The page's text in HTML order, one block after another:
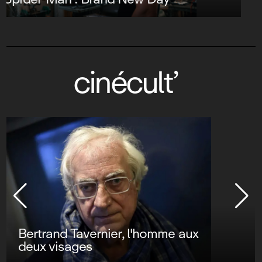
cinécult’
Bertrand Tavernier, l'homme aux
deux visages